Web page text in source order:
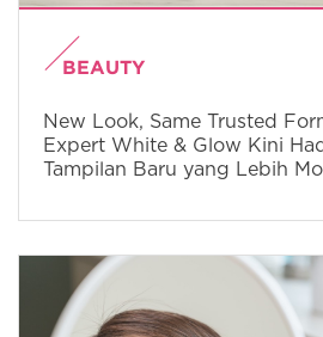
BEAUTY
New Look, Same Trusted
Expert White & Glow Kini
Tampilan Baru yang Lebih